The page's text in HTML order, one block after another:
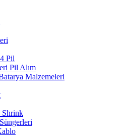
Pil
Pil Alım
Malzemeleri
Shrink